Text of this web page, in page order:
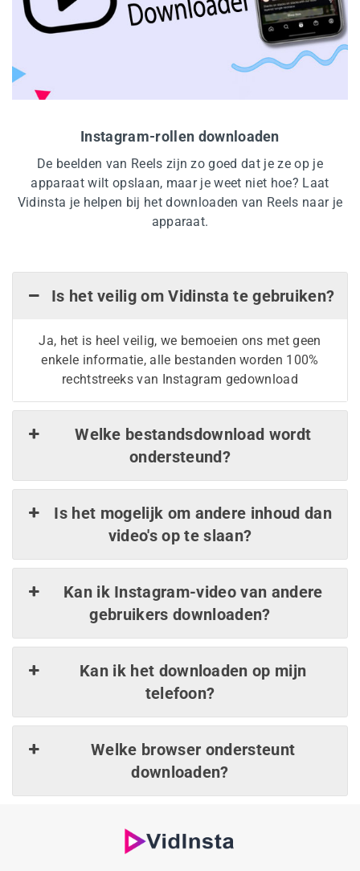
Instagram-rollen downloaden
De beelden van Reels zijn zo goed dat je ze op je
apparaat wilt opslaan, maar je weet niet hoe? Laat
Vidinsta je helpen bij het downloaden van Reels naar je
apparaat.
Is het veilig om Vidinsta te gebruiken?
Ja, het is heel veilig, we bemoeien ons met geen
enkele informatie, alle bestanden worden 100%
rechtstreeks van Instagram gedownload
Welke bestandsdownload wordt
ondersteund?
Is het mogelijk om andere inhoud dan
video's op te slaan?
Kan ik Instagram-video van andere
gebruikers downloaden?
Kan ik het downloaden op mijn
telefoon?
Welke browser ondersteunt
downloaden?